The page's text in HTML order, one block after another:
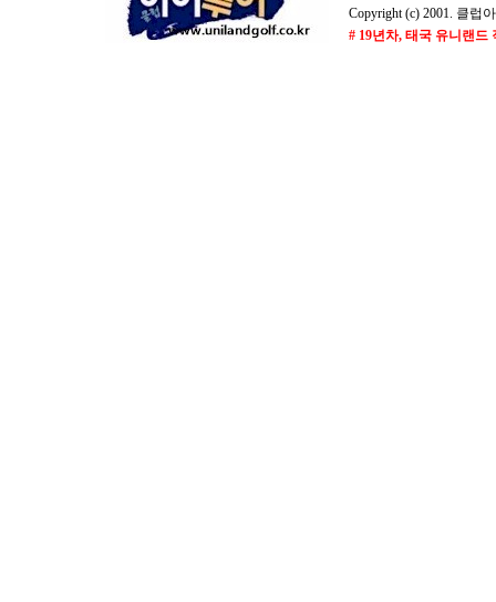
Copyright (c) 2001. 클럽
# 19년차, 태국 유니랜드